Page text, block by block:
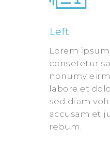
Left
Lorem
consetetur
nonumy
labore et
sed diam
accusam et
rebum.